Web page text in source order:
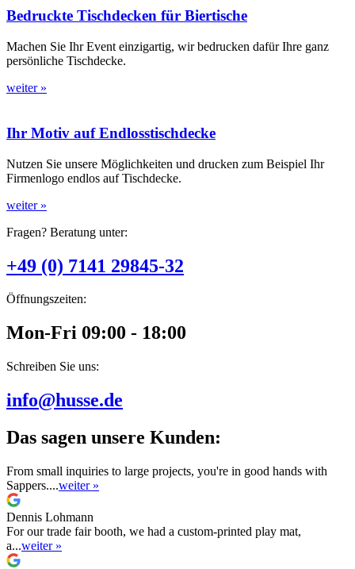
Bedruckte Tischdecken für Biertische
Machen Sie Ihr Event einzigartig, wir bedrucken dafür Ihre ganz
persönliche Tischdecke.
weiter »
Ihr Motiv auf Endlosstischdecke
Nutzen Sie unsere Möglichkeiten und drucken zum Beispiel Ihr
Firmenlogo endlos auf Tischdecke.
weiter »
Fragen? Beratung unter:
+49 (0) 7141 29845-32
Öffnungszeiten:
Mon-Fri 09:00 - 18:00
Schreiben Sie uns:
info@husse.de
Das sagen unsere Kunden:
From small inquiries to large projects, you're in good hands with
Sappers....weiter »
Dennis Lohmann
For our trade fair booth, we had a custom-printed play mat,
a...weiter »